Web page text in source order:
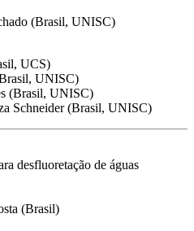
(Brasil, UNISC)
UCS)
UNISC)
(Brasil, UNISC)
Schneider (Brasil, UNISC)
desfluoretação de águas
(Brasil)